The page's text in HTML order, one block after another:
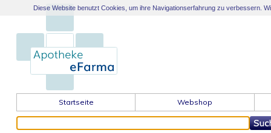
Startseite Webshop
Diese Website benutzt Cookies, um ihre Navigationserfahrung zu verbessern.